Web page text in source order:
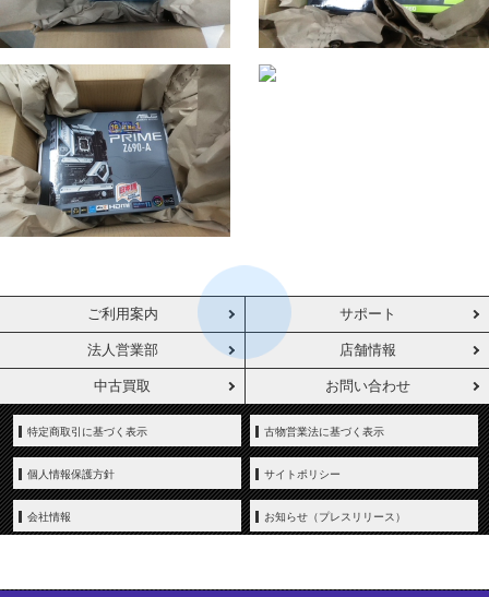
ご利用案内 サポート
法人営業部 店舗情報
中古買取 お問い合わせ
特定商取引に基づく表示 古物営業法に基づく表示
個人情報保護方針 サイトポリシー
会社情報 お知らせ（プレスリリース）